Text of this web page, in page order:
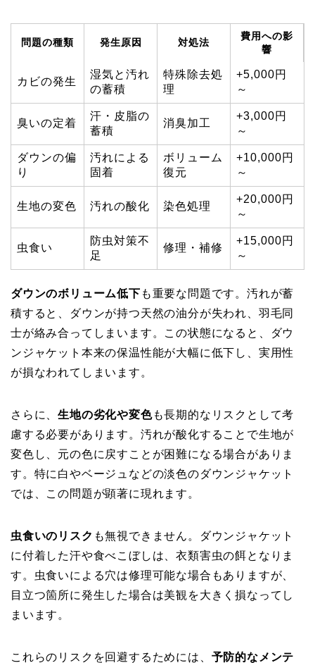
問題の種類 発生原因 対処法
費用への影
響
カビの発生
湿気と汚れ
の蓄積
特殊除去処
理
+5,000円
～
臭いの定着
汗・皮脂の
蓄積
消臭加工
+3,000円
～
ダウンの偏
り
汚れによる
固着
ボリューム
復元
+10,000円
～
生地の変色 汚れの酸化 染色処理
+20,000円
～
虫食い
防虫対策不
足
修理・補修
+15,000円
～
ダウンのボリューム低下 も重要な問題です。汚れが蓄
積すると、ダウンが持つ天然の油分が失われ、羽毛同
士が絡み合ってしまいます。この状態になると、ダウ
ンジャケット本来の保温性能が大幅に低下し、実用性
が損なわれてしまいます。
さらに、生地の劣化や変色も長期的なリスクとして考
慮する必要があります。汚れが酸化することで生地が
変色し、元の色に戻すことが困難になる場合がありま
す。特に白やベージュなどの淡色のダウンジャケット
では、この問題が顕著に現れます。
虫食いのリスク も無視できません。ダウンジャケット
に付着した汗や食べこぼしは、衣類害虫の餌となりま
す。虫食いによる穴は修理可能な場合もありますが、
目立つ箇所に発生した場合は美観を大きく損なってし
まいます。
これらのリスクを回避するためには、 予防的なメンテ